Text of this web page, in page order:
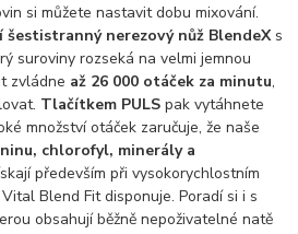
si můžete nastavit dobu mixování.
šestistranný nerezový nůž BlendeXs
suroviny rozseká na velmi jemnou
zvládne až 26 000 otáček za minutu,
Tlačítkem PULS pak vytáhnete
množství otáček zaručuje, že naše
chlorofyl, minerály a
především při vysokorychlostním
Blend Fit disponuje. Poradí si i s
obsahují běžně nepoživatelné natě